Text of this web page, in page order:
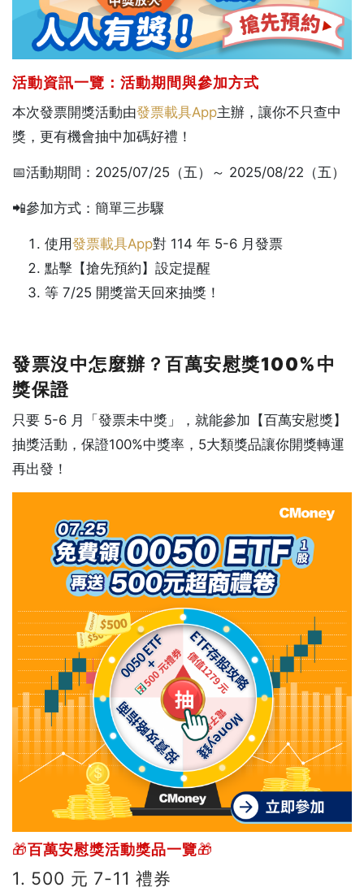
活動資訊一覽：活動期間與參加方式
本次發票開獎活動由發票載具App主辦，讓你不只查中
獎，更有機會抽中加碼好禮！
📅活動期間： 2025/07/25（五）～ 2025/08/22（五）
📲參加方式：簡單三步驟
使用發票載具App對 114 年 5-6 月發票
點擊【搶先預約】設定提醒
等 7/25 開獎當天回來抽獎！
發票沒中怎麼辦？百萬安慰獎100%中
獎保證
只要 5-6 月「發票未中獎」，就能參加【百萬安慰獎】
抽獎活動，保證100%中獎率，5大類獎品讓你開獎轉運
再出發！
🎁百萬安慰獎活動獎品一覽🎁
1. 500 元 7-11 禮券